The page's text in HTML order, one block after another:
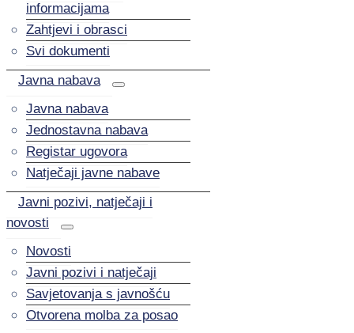
informacijama
Zahtjevi i obrasci
Svi dokumenti
Javna nabava
Javna nabava
Jednostavna nabava
Registar ugovora
Natječaji javne nabave
Javni pozivi, natječaji i
novosti
Novosti
Javni pozivi i natječaji
Savjetovanja s javnošću
Otvorena molba za posao